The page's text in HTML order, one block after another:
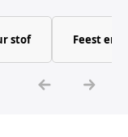
stof Feest en